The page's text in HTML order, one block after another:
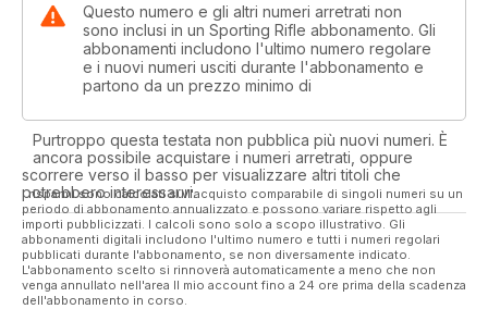
Questo numero e gli altri numeri arretrati non
sono inclusi in un Sporting Rifle abbonamento. Gli
abbonamenti includono l'ultimo numero regolare
e i nuovi numeri usciti durante l'abbonamento e
partono da un prezzo minimo di
Purtroppo questa testata non pubblica più nuovi numeri. È
ancora possibile acquistare i numeri arretrati, oppure
scorrere verso il basso per visualizzare altri titoli che
potrebbero interessarvi.
I risparmi sono calcolati sull'acquisto comparabile di singoli numeri su un
periodo di abbonamento annualizzato e possono variare rispetto agli
importi pubblicizzati. I calcoli sono solo a scopo illustrativo. Gli
abbonamenti digitali includono l'ultimo numero e tutti i numeri regolari
pubblicati durante l'abbonamento, se non diversamente indicato.
L'abbonamento scelto si rinnoverà automaticamente a meno che non
venga annullato nell'area Il mio account fino a 24 ore prima della scadenza
dell'abbonamento in corso.